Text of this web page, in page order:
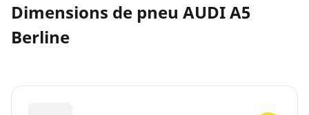
Dimensions de pneu AUDI A5
Berline